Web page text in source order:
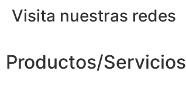
Visita nuestras redes
Productos/Servicios